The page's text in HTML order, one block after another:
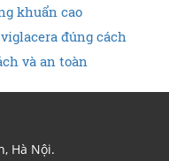
khuẩn cao
đúng cách
và an toàn
Hà Nội.